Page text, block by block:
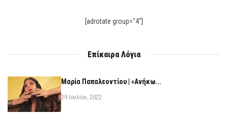
[adrotate group="4"]
Επίκαιρα Λόγια
Μαρία Παπαλεοντίου | «Ανήκω...
29 Ιουλίου, 2022